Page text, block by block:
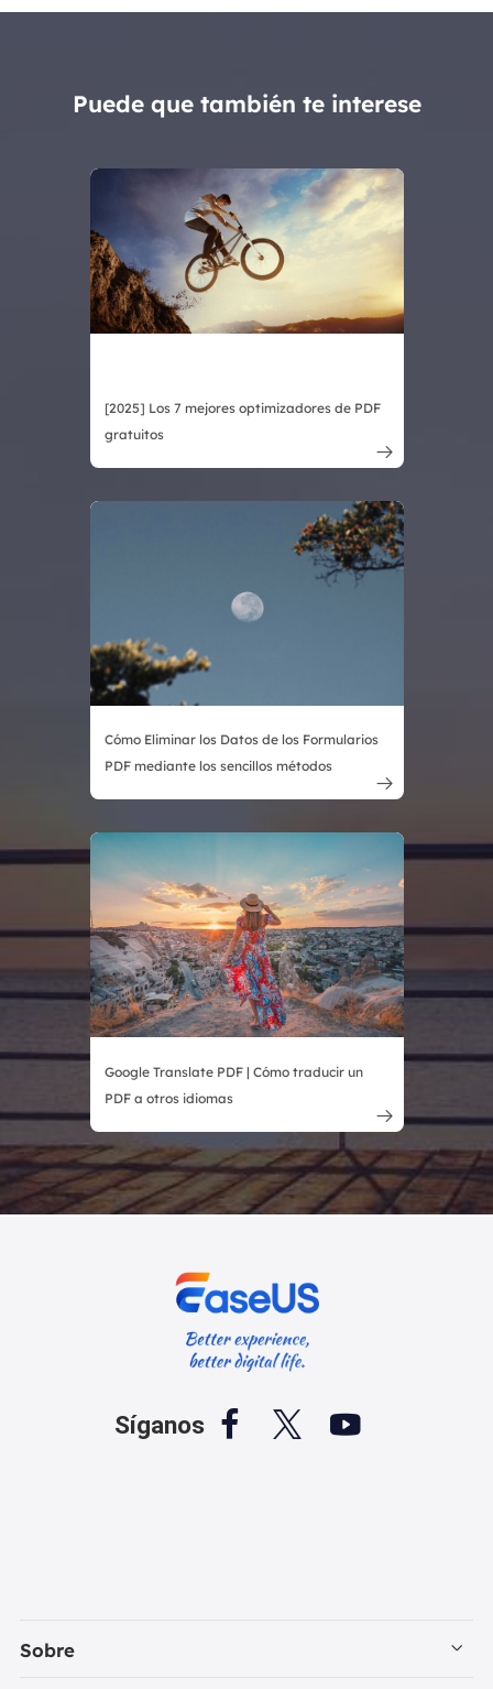
Puede que también te interese
[2025] Los 7 mejores optimizadores de PDF
gratuitos

Cómo Eliminar los Datos de los Formularios
PDF mediante los sencillos métodos

Google Translate PDF | Cómo traducir un
PDF a otros idiomas

Síganos   
Sobre